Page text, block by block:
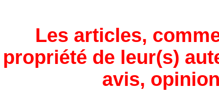
Les articles,
propriété de leur(s)
avis,